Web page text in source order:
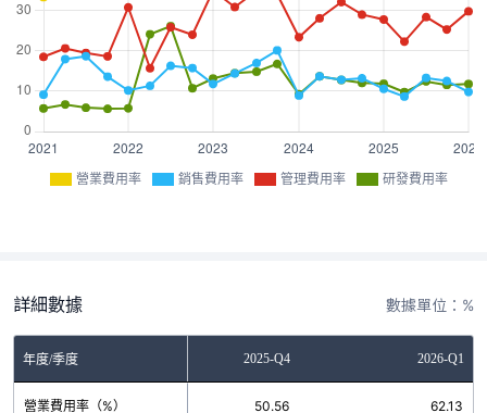
營業費用率 銷售費用率 管理費用率 研發費用率
詳細數據 數據單位：%
年度/季度2025-Q3 2025-Q4 2026-Q1
營業費用率（%）
52.61 50.56 62.13